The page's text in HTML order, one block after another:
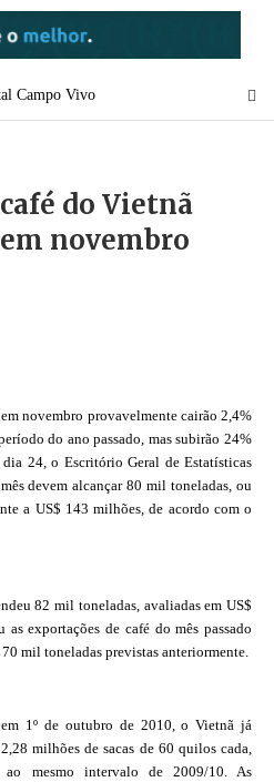
do Vietnã
novembro
novembro provavelmente cairão 2,4%
do ano passado, mas subirão 24%
24, o Escritório Geral de Estatísticas
devem alcançar 80 mil toneladas, ou
a US$ 143 milhões, de acordo com o
82 mil toneladas, avaliadas em US$
exportações de café do mês passado
mil toneladas previstas anteriormente.
1º de outubro de 2010, o Vietnã já
milhões de sacas de 60 quilos cada,
mesmo intervalo de 2009/10. As